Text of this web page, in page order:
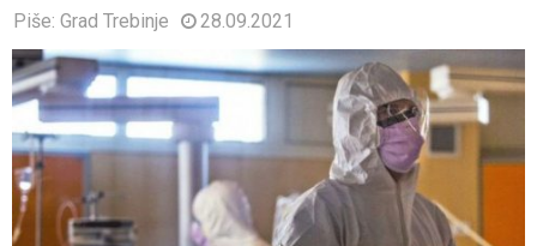
Piše: Grad Trebinje 28.09.2021